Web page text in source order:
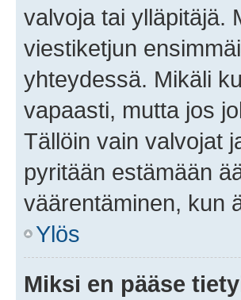
valvoja tai ylläpitäjä.
viestiketjun
yhteydessä. Mikäli
vapaasti, mutta jos
Tällöin vain valvojat
pyritään estämään
väärentäminen, kun
Ylös
Miksi en pääse